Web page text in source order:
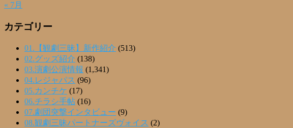
« 7月
カテゴリー
01.【観劇三昧】新作紹介 (513)
02.グッズ紹介 (138)
03.演劇公演情報 (1,341)
04.レジャパス (96)
05.カンチケ (17)
06.チラシ手帖 (16)
07.劇団突撃インタビュー (9)
08.観劇三昧パートナーズヴォイス (2)